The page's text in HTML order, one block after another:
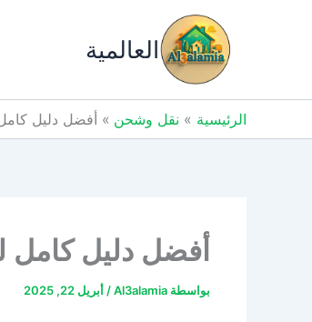
العالمية
الرئيسية نقل وشحن أفضل دليل كامل
أفضل دليل كامل
بواسطة Al3alamia
/ أبريل 22, 2025